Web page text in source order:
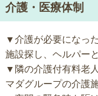
介護・医療体制
▼介護が必要になっ
施設探し、ヘルパー
▼隣の介護付有料老
マダグループの介護